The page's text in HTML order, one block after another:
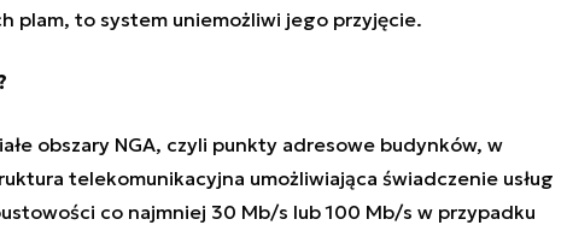
plam, to system uniemożliwi jego przyjęcie.
obszary NGA, czyli punkty adresowe budynków, w
telekomunikacyjna umożliwiająca świadczenie usług
co najmniej 30 Mb/s lub 100 Mb/s w przypadku